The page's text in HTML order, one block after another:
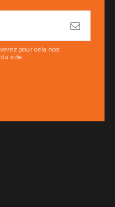
pour cela nos
site.